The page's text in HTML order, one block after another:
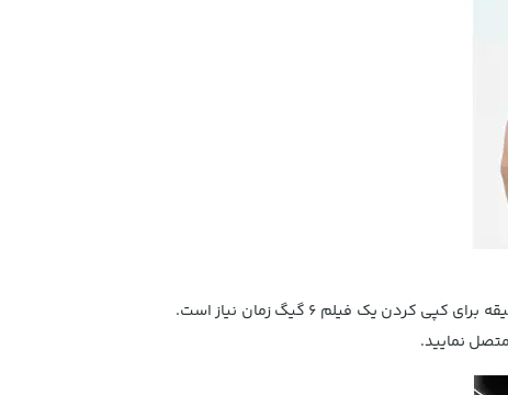
از این کابل علاوه بر شارژ گوشی می توان برای انتقال داده با سرعت انتقال 480 مگابیت در ثانیه استفاده کرد. حدودا 2 دقیقه برای کپی کردن یک فیلم 6 گیگ زمان نیاز است.